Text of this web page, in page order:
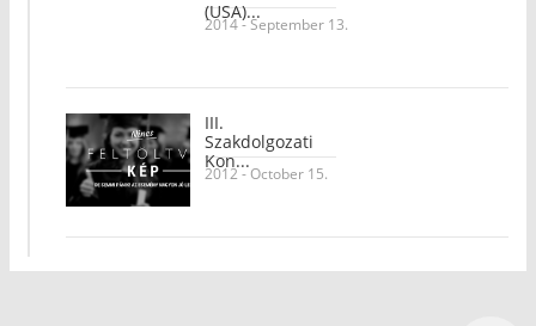
(USA)...
2014 - September 13.
III.
Szakdolgozati
Kon...
2012 - October 15.